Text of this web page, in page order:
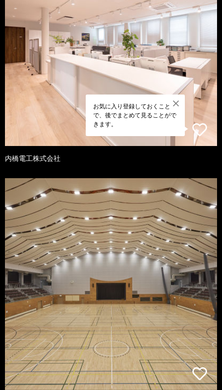
お気に入り登録しておくこと
で、後でまとめて見ることがで
きます。
内橋電工株式会社